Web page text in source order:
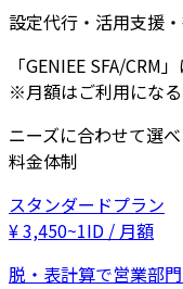
設定代行・活用支援
「GENIEE SFA/CRM
※月額はご利用になる
ニーズに合わせて選
料金体制
スタンダードプラン
¥3,450~1ID / 月額
脱・表計算で営業部